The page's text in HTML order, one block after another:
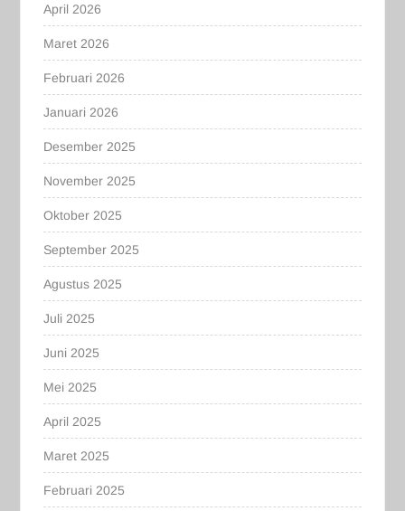
April 2026
Maret 2026
Februari 2026
Januari 2026
Desember 2025
November 2025
Oktober 2025
September 2025
Agustus 2025
Juli 2025
Juni 2025
Mei 2025
April 2025
Maret 2025
Februari 2025